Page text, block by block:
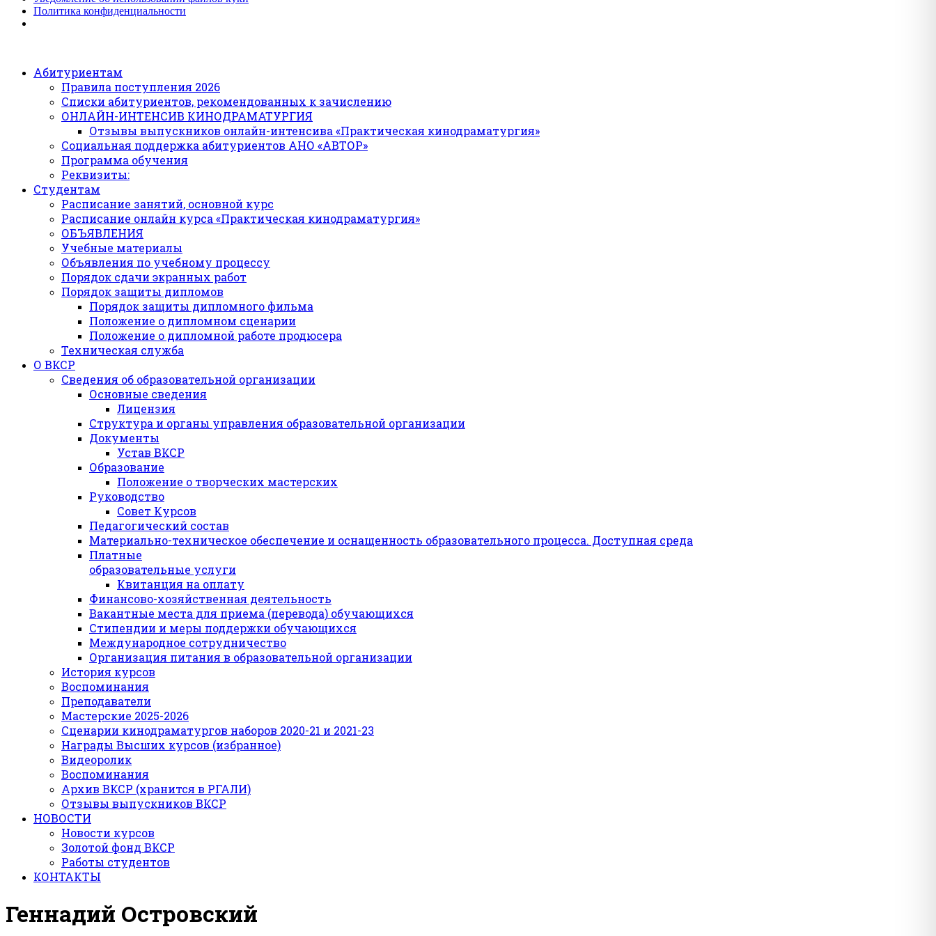
Политика конфиденциальности
Абитуриентам
Правила поступления 2026
Списки абитуриентов, рекомендованных к зачислению
ОНЛАЙН-ИНТЕНСИВ КИНОДРАМАТУРГИЯ
Отзывы выпускников онлайн-интенсива «Практическая кинодраматургия»
Социальная поддержка абитуриентов АНО «АВТОР»
Программа обучения
Реквизиты:
Студентам
Расписание занятий, основной курс
Расписание онлайн курса «Практическая кинодраматургия»
ОБЪЯВЛЕНИЯ
Учебные материалы
Объявления по учебному процессу
Порядок сдачи экранных работ
Порядок защиты дипломов
Порядок защиты дипломного фильма
Положение о дипломном сценарии
Положение о дипломной работе продюсера
Техническая служба
О ВКСР
Сведения об образовательной организации
Основные сведения
Лицензия
Структура и органы управления образовательной организации
Документы
Устав ВКСР
Образование
Положение о творческих мастерских
Руководство
Совет Курсов
Педагогический состав
Материально-техническое обеспечение и оснащенность образовательного процесса. Доступная среда
Платные
образовательные услуги
Квитанция на оплату
Финансово-хозяйственная деятельность
Вакантные места для приема (перевода) обучающихся
Стипендии и меры поддержки обучающихся
Международное сотрудничество
Организация питания в образовательной организации
История курсов
Воспоминания
Преподаватели
Мастерские 2025-2026
Сценарии кинодраматургов наборов 2020-21 и 2021-23
Награды Высших курсов (избранное)
Видеоролик
Воспоминания
Архив ВКСР (хранится в РГАЛИ)
Отзывы выпускников ВКСР
НОВОСТИ
Новости курсов
Золотой фонд ВКСР
Работы студентов
КОНТАКТЫ
Геннадий Островский